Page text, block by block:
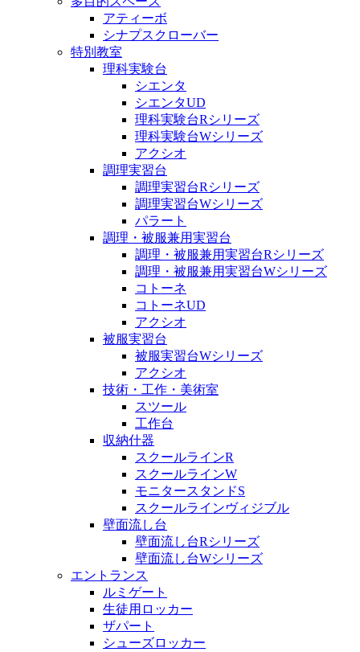
アティーボ
シナプスクローバー
特別教室
理科実験台
シエンタ
シエンタUD
理科実験台Rシリーズ
理科実験台Wシリーズ
アクシオ
調理実習台
調理実習台Rシリーズ
調理実習台Wシリーズ
パラート
調理・被服兼用実習台
調理・被服兼用実習台Rシリーズ
調理・被服兼用実習台Wシリーズ
コトーネ
コトーネUD
アクシオ
被服実習台
被服実習台Wシリーズ
アクシオ
技術・工作・美術室
スツール
工作台
収納什器
スクールラインR
スクールラインW
モニタースタンドS
スクールラインヴィジブル
壁面流し台
壁面流し台Rシリーズ
壁面流し台Wシリーズ
エントランス
ルミゲート
生徒用ロッカー
ザパート
シューズロッカー